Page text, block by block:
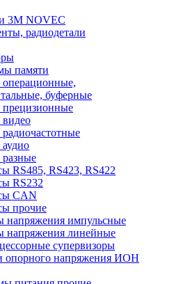
3M NOVEC
радиодетали
памяти
операционные,
буферные
прецизионные
видео
разные
RS485, RS423, RS422
RS232
CAN
прочие
напряжения импульсные
напряжения линейные
супервизоры
опорного напряжения ИОН